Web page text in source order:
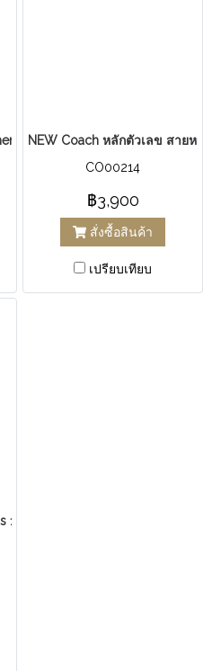
Watch 14502407
NEW Coach หลักตัวเลข สายหนัง
CO00214
฿3,900
สั่งซื้อสินค้า
เปรียบเทียบ
18k Yellow Gold Diamonds